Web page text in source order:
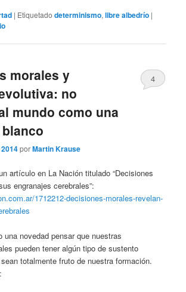
| Etiquetado determinismo,libre albedrío |
morales y
no
mundo como una
porMartin Krause
4
artículo en La Nación titulado “Decisiones
engranajes cerebrales”:
1712212-decisiones-morales-revelan-
una novedad pensar que nuestras
pueden tener algún tipo de sustento
totalmente fruto de nuestra formación.